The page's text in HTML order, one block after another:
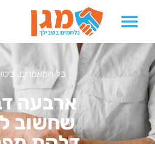
כל המאמרים,
ארבעה
שחשוב